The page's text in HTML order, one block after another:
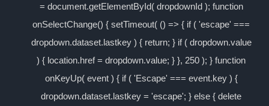
= document.getElementById( dropdownId ); function
onSelectChange() { setTimeout( () => { if ( 'escape' ===
dropdown.dataset.lastkey ) { return; } if ( dropdown.value
) { location.href = dropdown.value; } }, 250 ); } function
onKeyUp( event ) { if ( 'Escape' === event.key ) {
dropdown.dataset.lastkey = 'escape'; } else { delete